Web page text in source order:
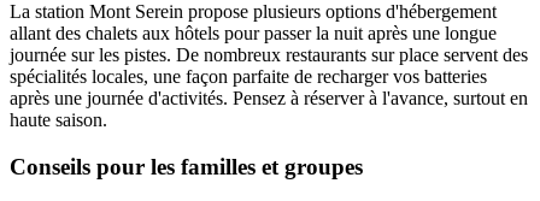
La station Mont Serein propose plusieurs options d'hébergement
allant des chalets aux hôtels pour passer la nuit après une longue
journée sur les pistes. De nombreux restaurants sur place servent des
spécialités locales, une façon parfaite de recharger vos batteries
après une journée d'activités. Pensez à réserver à l'avance, surtout en
haute saison.
Conseils pour les familles et groupes